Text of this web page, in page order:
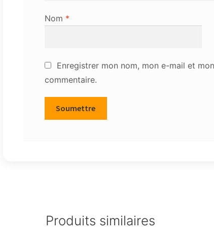
Nom *
Enregistrer mon nom, mon e-mail et
commentaire.
Produits similaires